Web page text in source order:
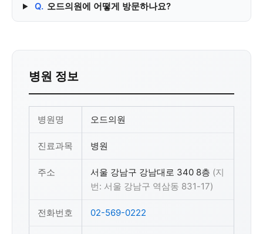
Q. 오드의원에 어떻게 방문하나요?
병원 정보
병원명 오드의원
진료과목 병원
주소 서울 강남구 강남대로 340 8층 (지
번: 서울 강남구 역삼동 831-17)
전화번호 02-569-0222